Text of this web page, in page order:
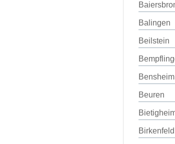
Balingen
Beilstein
Bensheim
Beuren
Birkenfeld